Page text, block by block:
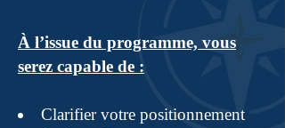
À l’issue du programme, vous
serez capable de :
Clarifier votre positionnement